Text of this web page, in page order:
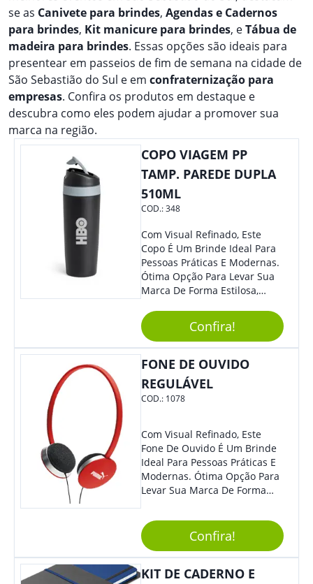
se as Canivete para brindes, Agendas e Cadernos
para brindes, Kit manicure para brindes, eTábua de
madeira para brindes. Essas opções são ideais para
presentear em passeios de fim de semana na cidade de
São Sebastião do Sul e em confraternização para
empresas. Confira os produtos em destaque e
descubra como eles podem ajudar a promover sua
marca na região.
COPO VIAGEM PP
TAMP. PAREDE DUPLA
510ML
COD.:348
Com Visual Refinado, Este
Copo É Um Brinde Ideal Para
Pessoas Práticas E Modernas.
Ótima Opção Para Levar Sua
Marca De Forma Estilosa,
Empresa Em Eventos,
Reuniões Corporativas Ou Até
Mesmo Para Presentear
Colaboradores.
Confira!
FONE DE OUVIDO
REGULÁVEL
COD.: 1078
Com Visual Refinado, Este
Fone De Ouvido É Um Brinde
Ideal Para Pessoas Práticas E
Modernas. Ótima Opção Para
Levar Sua Marca De Forma
Sua Empresa Em Eventos,
Reuniões Corporativas Ou Até
Mesmo Para Presentear
Colaboradores E Parceiros De
Sua Empresa.
Confira!
KIT DE CADERNO E